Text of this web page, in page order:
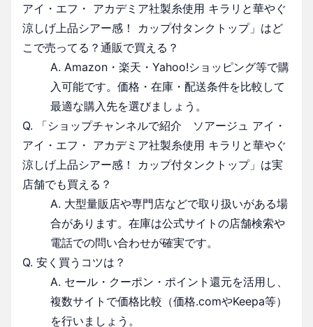
アイ・エフ・ アカデミア社製糸使用 キラリと華やぐ
涼しげ上品シアー感！ カップ付タンクトップ」はど
こで売ってる？通販で買える？
A. Amazon・楽天・Yahoo!ショッピング等で購
入可能です。価格・在庫・配送条件を比較して
最適な購入先を選びましょう。
Q. 「ショップチャンネルで紹介 ソアージュ アイ・
アイ・エフ・ アカデミア社製糸使用 キラリと華やぐ
涼しげ上品シアー感！ カップ付タンクトップ」は実
店舗でも買える？
A. 大型量販店や専門店などで取り扱いがある場
合があります。在庫は公式サイトの店舗検索や
電話での問い合わせが確実です。
Q. 安く買うコツは？
A. セール・クーポン・ポイント還元を活用し、
複数サイトで価格比較（価格.comやKeepa等）
を行いましょう。